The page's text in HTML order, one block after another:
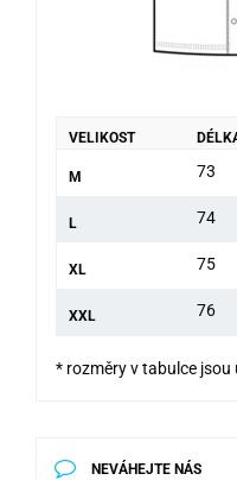
VELIKOST
M 73
L 74
XL 75
XXL 76
* rozměry v tabulce jsou
NEVÁHEJTE NÁS